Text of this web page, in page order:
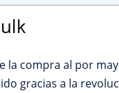
la compra al por
gracias a la